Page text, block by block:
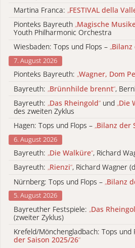
Martina Franca: „FESTIVAL della
Pionteks Bayreuth „Magische
Youth Philharmonic Orchestra
Wiesbaden: Tops und Flops – „Bilanz
7. August 2026
Pionteks Bayreuth: „Wagner, Dom
Bayreuth: „Brünnhilde brennt“,
Bayreuth: „Das Rheingold“ und „Die
des zweiten Zyklus
Hagen: Tops und Flops – „Bilanz der
6. August 2026
Bayreuth: „Die Walküre“, Richard
Bayreuth: „Rienzi“, Richard Wagner
Nürnberg: Tops und Flops – „Bilanz
5. August 2026
Bayreuther Festspiele: „Das
(zweiter Zyklus)
Krefeld/Mönchengladbach: Tops und
der Saison 2025/26“